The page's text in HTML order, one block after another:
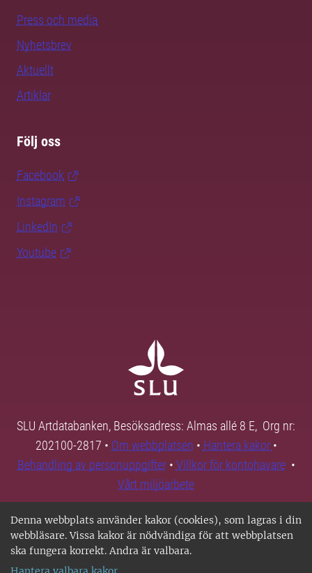
Denna webbplats använder kakor (cookies), som lagras i din
webbläsare. Vissa kakor är nödvändiga för att webbplatsen
ska fungera korrekt. Andra är valbara.
Press och media
Nyhetsbrev
Aktuellt
Artiklar
Följ oss
Facebook
Instagram
LinkedIn
Youtube
SLU Artdatabanken, Besöksadress: Almas allé 8 E, Org nr:
202100-2817 • Om webbplatsen • Hantera kakor •
Behandling av personuppgifter• Villkor för kontohavare•
Vårt miljöarbete